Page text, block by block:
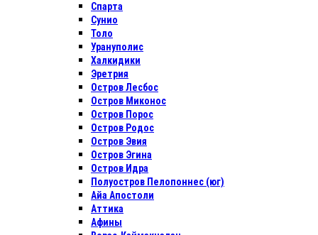
Спарта
Сунио
Толо
Урануполис
Халкидики
Эретрия
Остров Лесбос
Остров Миконос
Остров Порос
Остров Родос
Остров Эвия
Остров Эгина
Остров Идра
Полуостров Пелопоннес (юг)
Айа Апостоли
Аттика
Афины